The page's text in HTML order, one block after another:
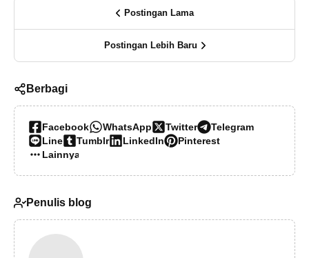
Postingan Lama
Postingan Lebih Baru
Berbagi
Facebook WhatsApp Twitter
Telegram
Line
Tumblr LinkedIn
Pinterest
Lainnya…
Penulis blog